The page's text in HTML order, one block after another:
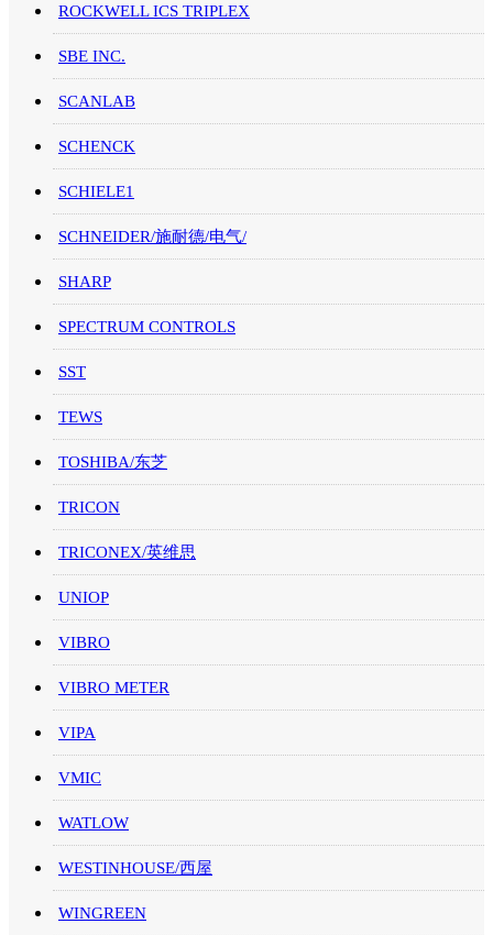
ROCKWELL ICS TRIPLEX
SBE INC.
SCANLAB
SCHENCK
SCHIELE1
SCHNEIDER/施耐德/电气/
SHARP
SPECTRUM CONTROLS
SST
TEWS
TOSHIBA/东芝
TRICON
TRICONEX/英维思
UNIOP
VIBRO
VIBRO METER
VIPA
VMIC
WATLOW
WESTINHOUSE/西屋
WINGREEN